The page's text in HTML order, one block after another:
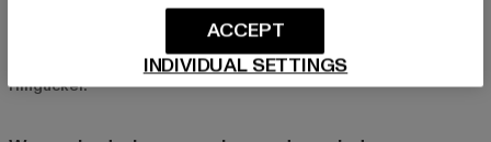
auch lässig tragen. Ob bei einem entspannten Stadtbummel
oder bei einem abendlichen Event – Lederhosen sind ein echter
Hingucker.
INDIVIDUAL SETTINGS
ACCEPT